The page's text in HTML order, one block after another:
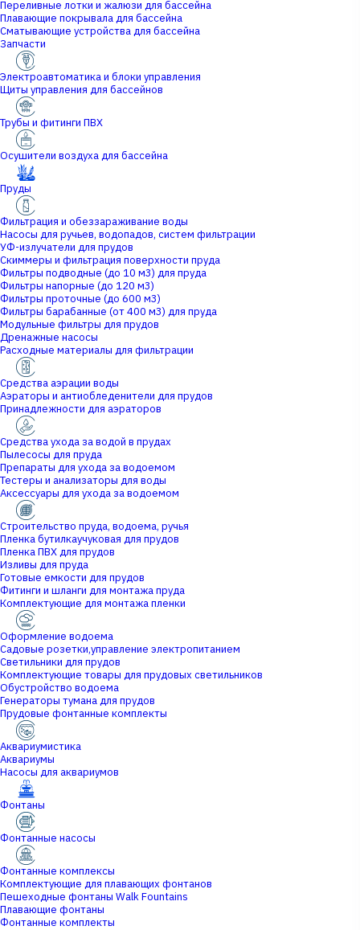
Переливные лотки и жалюзи для бассейна
Плавающие покрывала для бассейна
Сматывающие устройства для бассейна
Запчасти
Электроавтоматика и блоки управления
Щиты управления для бассейнов
Трубы и фитинги ПВХ
Осушители воздуха для бассейна
Пруды
Фильтрация и обеззараживание воды
Насосы для ручьев, водопадов, систем фильтрации
УФ-излучатели для прудов
Скиммеры и фильтрация поверхности пруда
Фильтры подводные (до 10 м3) для пруда
Фильтры напорные (до 120 м3)
Фильтры проточные (до 600 м3)
Фильтры барабанные (от 400 м3) для пруда
Модульные фильтры для прудов
Дренажные насосы
Расходные материалы для фильтрации
Средства аэрации воды
Аэраторы и антиобледенители для прудов
Принадлежности для аэраторов
Средства ухода за водой в прудах
Пылесосы для пруда
Препараты для ухода за водоемом
Тестеры и анализаторы для воды
Аксессуары для ухода за водоемом
Строительство пруда, водоема, ручья
Пленка бутилкаучуковая для прудов
Пленка ПВХ для прудов
Изливы для пруда
Готовые емкости для прудов
Фитинги и шланги для монтажа пруда
Комплектующие для монтажа пленки
Оформление водоема
Садовые розетки,управление электропитанием
Светильники для прудов
Комплектующие товары для прудовых светильников
Обустройство водоема
Генераторы тумана для прудов
Прудовые фонтанные комплекты
Аквариумистика
Аквариумы
Насосы для аквариумов
Фонтаны
Фонтанные насосы
Фонтанные комплексы
Комплектующие для плавающих фонтанов
Пешеходные фонтаны Walk Fountains
Плавающие фонтаны
Фонтанные комплекты